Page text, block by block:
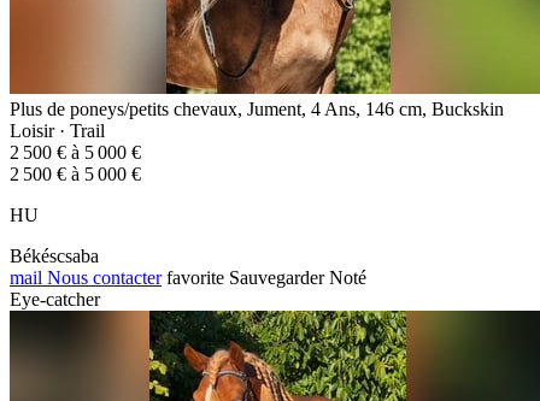
Plus de poneys/petits chevaux, Jument, 4 Ans, 146 cm, Buckskin
Loisir · Trail
2 500 € à 5 000 €
2 500 € à 5 000 €
HU
Békéscsaba
mail Nous contacter favorite Sauvegarder Noté
Eye-catcher